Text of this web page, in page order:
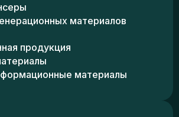
материалов
продукция
материалы